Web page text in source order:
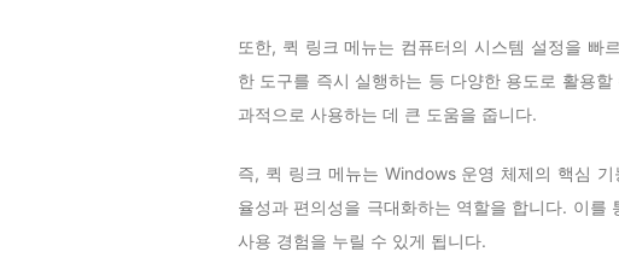
또한, 퀵 링크 메뉴는 컴퓨터의 시스템 설정을 빠
한 도구를 즉시 실행하는 등 다양한 용도로 활용
과적으로 사용하는 데 큰 도움을 줍니다.
즉, 퀵 링크 메뉴는 Windows 운영 체제의 핵심
율성과 편의성을 극대화하는 역할을 합니다. 이를
사용 경험을 누릴 수 있게 됩니다.